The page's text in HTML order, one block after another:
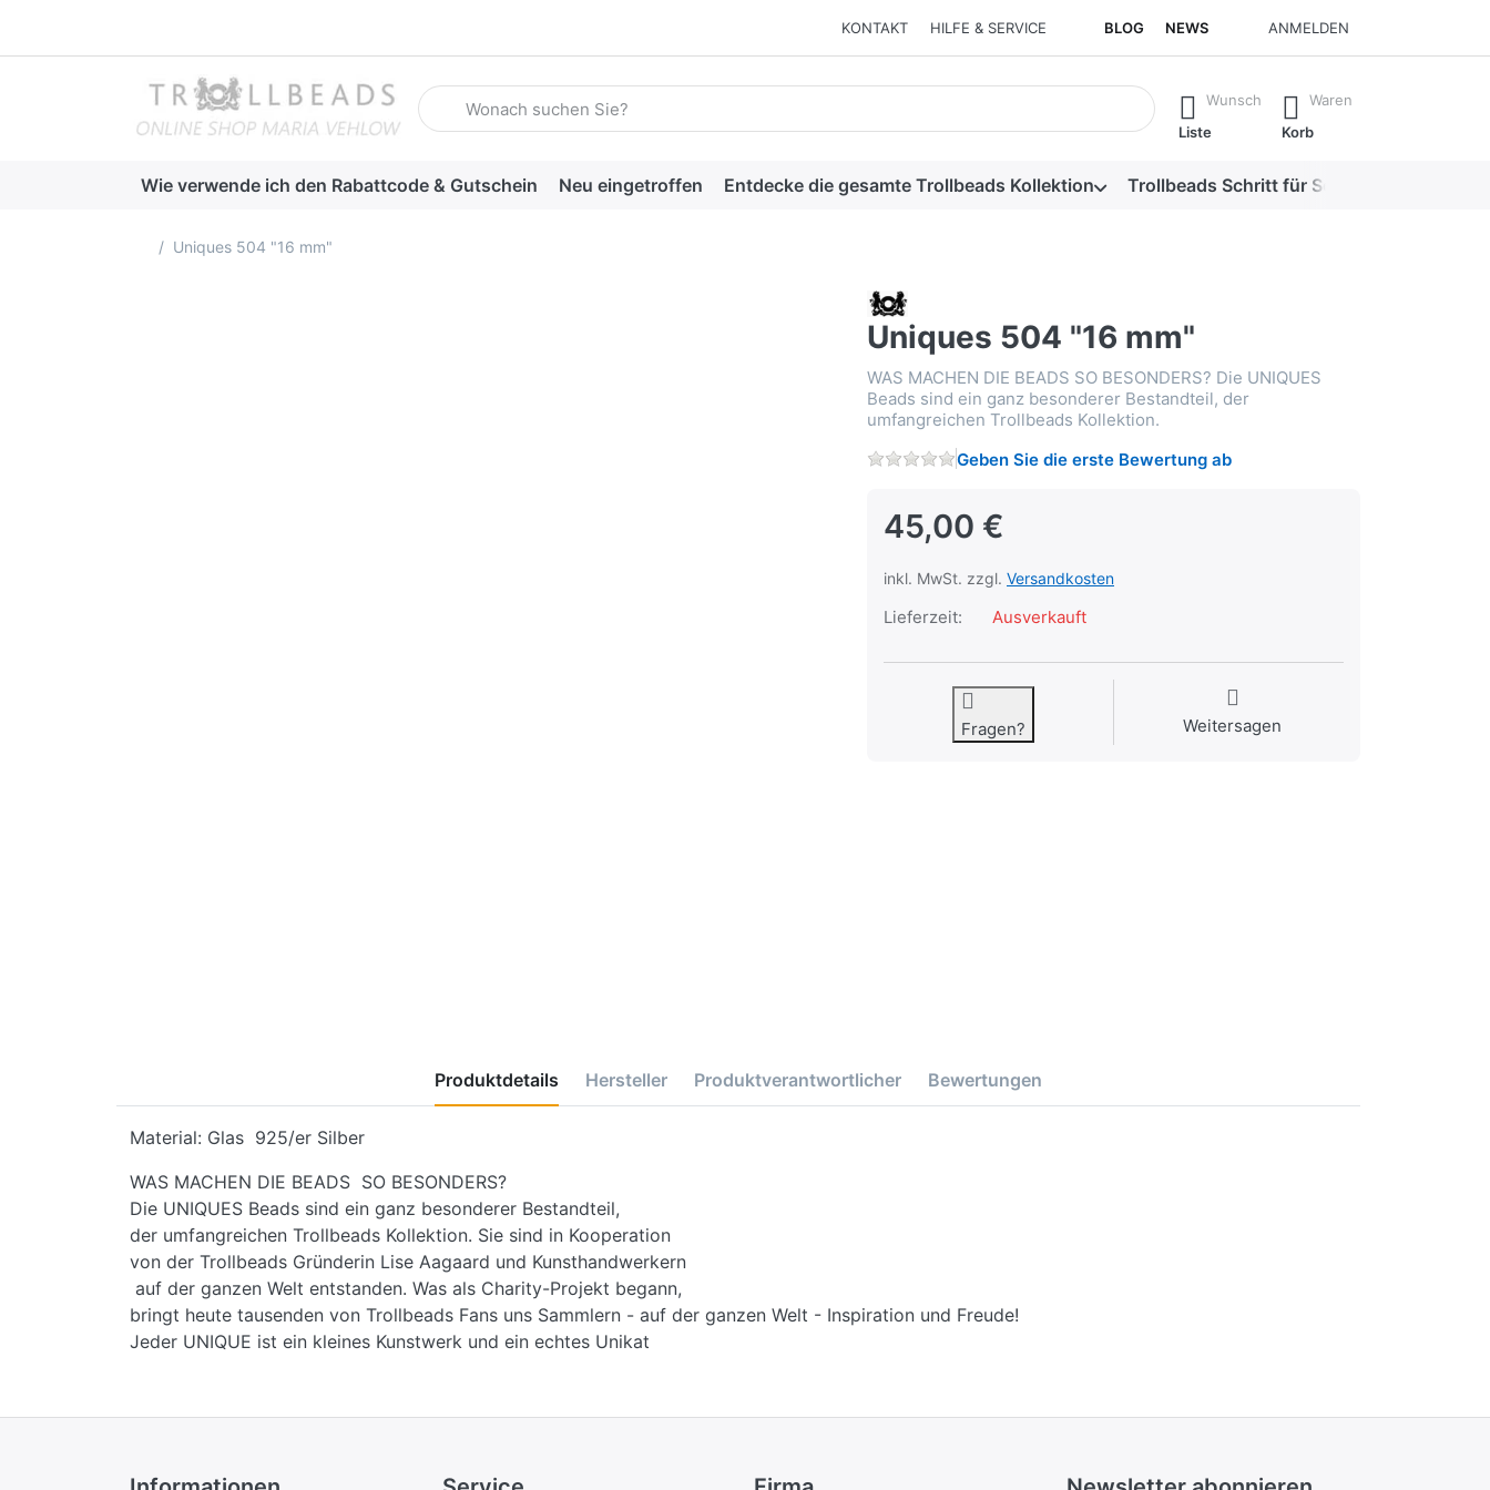
KONTAKT HILFE & SERVICE BLOG NEWS ANMELDEN
Geben Sie einen Suchbegriff ein. Während Sie tippen, erscheinen automatisch erste Ergebnisse. Drücken Sie die Eingabetaste, um alle
Wunsch
Liste
Waren
Korb
Wie verwende ich den Rabattcode & Gutschein Neu eingetroffen Entdecke die gesamte Trollbeads Kollektion Trollbeads Schritt für Schritt
Startseite
Uniques 504 "16 mm"
Uniques 504 "16 mm"
WAS MACHEN DIE BEADS SO BESONDERS? Die UNIQUES
Beads sind ein ganz besonderer Bestandteil, der
umfangreichen Trollbeads Kollektion.
Geben Sie die erste Bewertung ab
45,00 €
inkl. MwSt. zzgl. Versandkosten
Lieferzeit: Ausverkauft
Fragen? Weitersagen
Produktdetails Hersteller Produktverantwortlicher Bewertungen
Material: Glas 925/er Silber
WAS MACHEN DIE BEADS SO BESONDERS?
Die UNIQUES Beads sind ein ganz besonderer Bestandteil,
der umfangreichen Trollbeads Kollektion. Sie sind in Kooperation
von der Trollbeads Gründerin Lise Aagaard und Kunsthandwerkern
auf der ganzen Welt entstanden. Was als Charity-Projekt begann,
bringt heute tausenden von Trollbeads Fans uns Sammlern - auf der ganzen Welt - Inspiration und Freude!
Jeder UNIQUE ist ein kleines Kunstwerk und ein echtes Unikat